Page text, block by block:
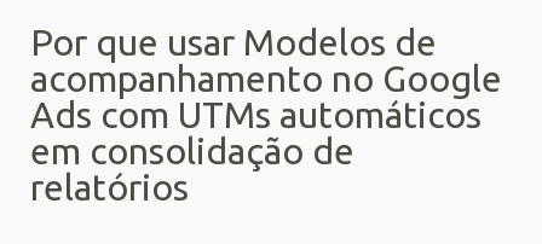
Por que usar Modelos de
acompanhamento no Google
Ads com UTMs automáticos
em consolidação de
relatórios